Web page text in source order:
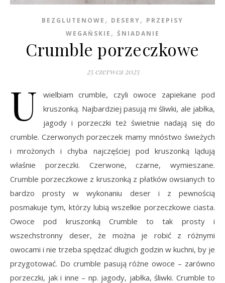
BEZGLUTENOWE , DESERY, PRZEPISY
WEGAŃSKIE , ŚNIADANIE
Crumble porzeczkowe
25 czerwca 2025
U
wielbiam crumble, czyli owoce zapiekane pod
kruszonką. Najbardziej pasują mi śliwki, ale jabłka,
jagody i porzeczki też świetnie nadają się do
crumble. Czerwonych porzeczek mamy mnóstwo świeżych
i mrożonych i chyba najczęściej pod kruszonką lądują
właśnie porzeczki. Czerwone, czarne, wymieszane.
Crumble porzeczkowe z kruszonką z płatków owsianych to
bardzo prosty w wykonaniu deser i z pewnością
posmakuje tym, którzy lubią wszelkie porzeczkowe ciasta.
Owoce pod kruszonką Crumble to tak prosty i
wszechstronny deser, że można je robić z różnymi
owocami i nie trzeba spędzać długich godzin w kuchni, by je
przygotować. Do crumble pasują różne owoce – zarówno
porzeczki, jak i inne – np. jagody, jabłka, śliwki. Crumble to